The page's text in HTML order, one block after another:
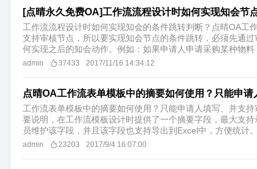
[点晴永久免费OA]工作流流程设计时如何实现知会节
工作流流程设计时如何实现知会的条件跳转判断？点晴OA工
支持审核节点，所以要实现知会节点的条件跳转，必须先通
何实现之后的知会动作。例如：如果申请人申请采购某种物
admin 37433 2017/11/16 14:34:12
点晴OA工作流表单模板中的摘要如何使用？只能申
工作流表单模板中的摘要如何使用？只能申请人填写、并支
要说明，在工作流模板设计时提供了一个摘要字段，最大支
员维护该字段，并且该字段也支持导出到Excel中，方便统计
admin 23203 2017/9/4 16:07:00